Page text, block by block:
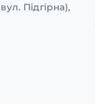
Підгірна),